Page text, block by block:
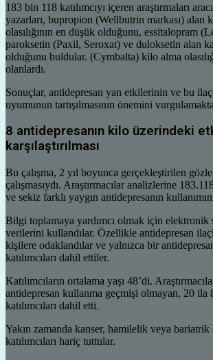
183 bin 118 katılımcıyı içeren araştırmaları
yazarları, bupropion (Wellbutrin markası) alan
olasılığının en düşük olduğunu, essitalopram
paroksetin (Paxil, Seroxat) ve duloksetin alan
olduğunu buldular. (Cymbalta) kilo alma
olanlardı.
Sonuçlar, antidepresan yan etkilerinin ve bu
uyumunun tartışılmasının önemini
8 antidepresanın kilo üzerindeki
karşılaştırılması
Bu çalışma, 2 yıl boyunca gerçekleştirilen
çalışmasıydı. Araştırmacılar analizlerine
ve sekiz farklı yaygın antidepresanın
Bilgi toplamaya yardımcı olmak için elektronik
verilerini kullandılar. Özellikle antidepresan
kişilere odaklandılar ve yalnızca bir
katılımcıları dahil ettiler.
Katılımcıların ortalama yaşı 48’di.
antidepresan kullanma geçmişi olmayan, 20 ila
katılımcıları dahil etti.
Yakın zamanda kanser, hamilelik veya
katılımcıları hariç tuttular.